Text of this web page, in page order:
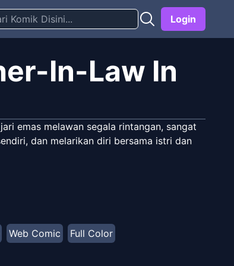
Login
In-Law In
emas melawan segala rintangan, sangat
dan melarikan diri bersama istri dan
Web Comic Full Color